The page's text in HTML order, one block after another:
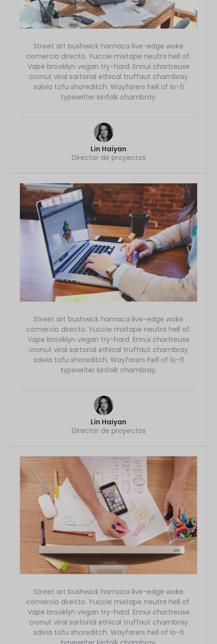
Street art bushwick hamaca live-edge woke
comercio directo. Yuccie mixtape neutra hell of.
Vape brooklyn vegan try-hard. Ennui chartreuse
cronut viral sartorial ethical truffaut chambray
salvia tofu shoreditch. Wayfarers hell of lo-fi
typewriter kinfolk chambray.
Lin Haiyan
Director de proyectos
Street art bushwick hamaca live-edge woke
comercio directo. Yuccie mixtape neutra hell of.
Vape brooklyn vegan try-hard. Ennui chartreuse
cronut viral sartorial ethical truffaut chambray
salvia tofu shoreditch. Wayfarers hell of lo-fi
typewriter kinfolk chambray.
Lin Haiyan
Director de proyectos
Street art bushwick hamaca live-edge woke
comercio directo. Yuccie mixtape neutra hell of.
Vape brooklyn vegan try-hard. Ennui chartreuse
cronut viral sartorial ethical truffaut chambray
salvia tofu shoreditch. Wayfarers hell of lo-fi